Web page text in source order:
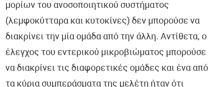
μορίων του ανοσοποιητικού συστήματος
(λεμφοκύτταρα και κυτοκίνες) δεν μπορούσε να
διακρίνει την μία ομάδα από την άλλη. Αντίθετα, ο
έλεγχος του εντερικού μικροβιώματος μπορούσε
να διακρίνει τις διαφορετικές ομάδες και ένα από
τα κύρια συμπεράσματα της μελέτη ήταν ότι